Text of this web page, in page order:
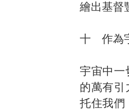
繪出基督
十 作為
宇宙中一
的萬有引
托住我們